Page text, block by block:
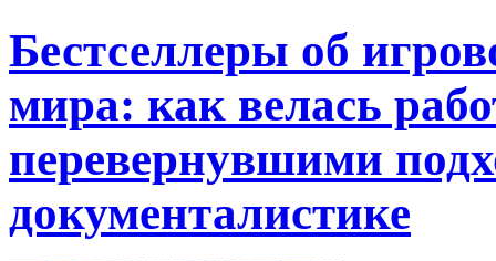
Бестселлеры об
мира: как велась
перевернувшими
документалистике